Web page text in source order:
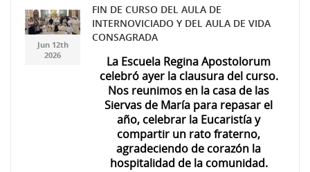
7ea3c5ae-f537-447f-
a49d-da71d69674d0.jpg
7ea3c5ae-f537-447f-
a49d-da71d69674d0.jpg
Jun 12th
2026
FIN DE CURSO DEL AULA DE
INTERNOVICIADO Y DEL AULA DE VIDA
CONSAGRADA
La Escuela Regina Apostolorum
celebró ayer la clausura del curso.
Nos reunimos en la casa de las
Siervas de María para repasar el
año, celebrar la Eucaristía y
compartir un rato fraterno,
agradeciendo de corazón la
hospitalidad de la comunidad.